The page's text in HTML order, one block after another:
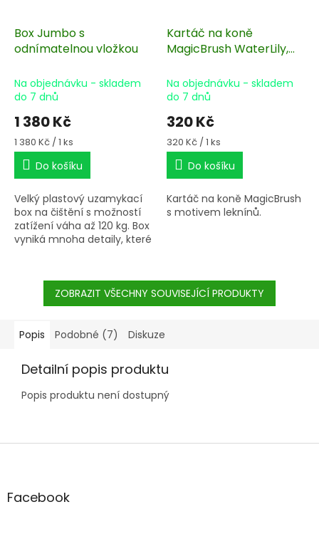
Box Jumbo s
odnímatelnou vložkou
Na objednávku - skladem
do 7 dnů
1 380 Kč
Měrná
cena:
1 380 Kč / 1 ks
Do košíku
Velký plastový uzamykací
box na čištění s možností
zatížení váha až 120 kg. Box
vyniká mnoha detaily, které
Kartáč na koně
MagicBrush WaterLily,
Na objednávku - skladem
do 7 dnů
320 Kč
Měrná
cena:
320 Kč / 1 ks
Do košíku
Kartáč na koně MagicBrush
s motivem leknínů.
ZOBRAZIT VŠECHNY SOUVISEJÍCÍ PRODUKTY
Popis Podobné (7) Diskuze
Detailní popis produktu
Popis produktu není dostupný
Z
aFacebook